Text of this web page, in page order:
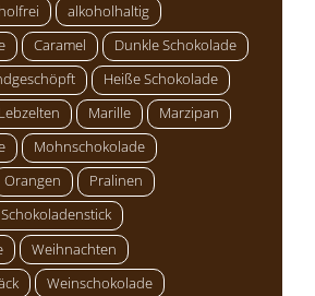
alkoholhaltig
Caramel
Dunkle Schokolade
Heiße Schokolade
Lebzelten Marille
Marzipan
Mohnschokolade
Orangen
Pralinen
Schokoladenstick
Weihnachten
Weinschokolade